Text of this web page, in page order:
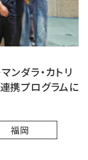
ンダラ・カトリ
携プログラムに
福岡